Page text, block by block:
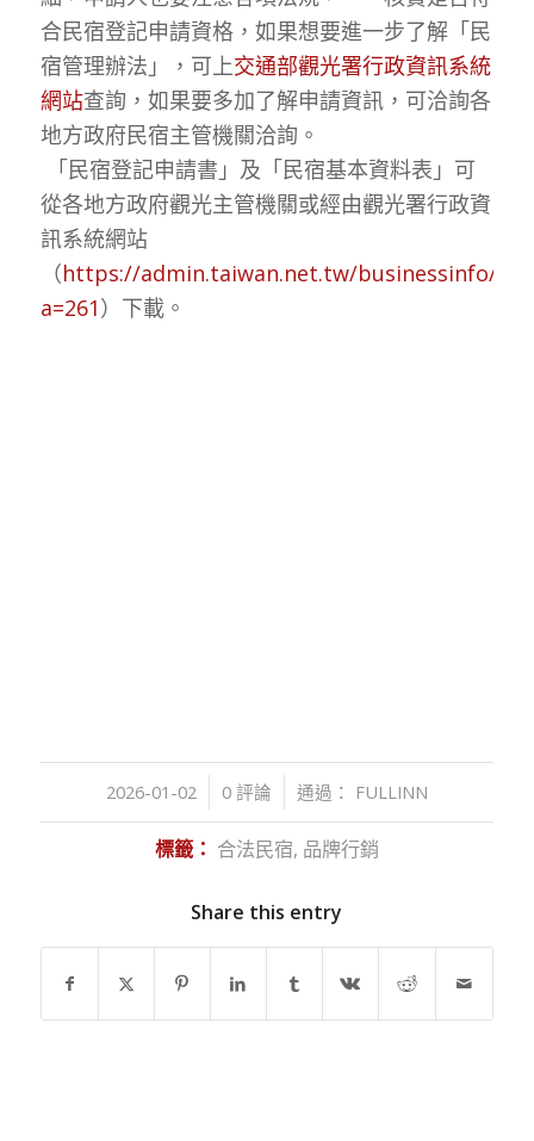
合民宿登記申請資格，如果想要進一步了解「民
宿管理辦法」，可上交通部觀光署行政資訊系統
網站查詢，如果要多加了解申請資訊，可洽詢各
地方政府民宿主管機關洽詢。
「民宿登記申請書」及「民宿基本資料表」可
從各地方政府觀光主管機關或經由觀光署行政資
訊系統網站
（https://admin.taiwan.net.tw/businessinfo/
a=261）下載。
2026-01-02
/ 0 評論 通過： FULLINN
標籤： 合法民宿, 品牌行銷
Share this entry